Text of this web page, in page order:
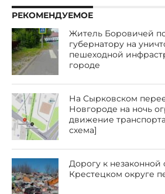
РЕКОМЕНДУЕМОЕ
Житель Боровичей
губернатору на
пешеходной
городе
На Сырковском
Новгороде на ночь
движение
схема]
Дорогу к незаконной
Крестецком округе